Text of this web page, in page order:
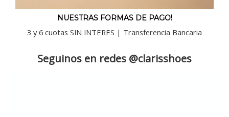
NUESTRAS FORMAS DE PAGO!
3 y 6 cuotas SIN INTERES | Transferencia Bancaria
Seguinos en redes @clarisshoes